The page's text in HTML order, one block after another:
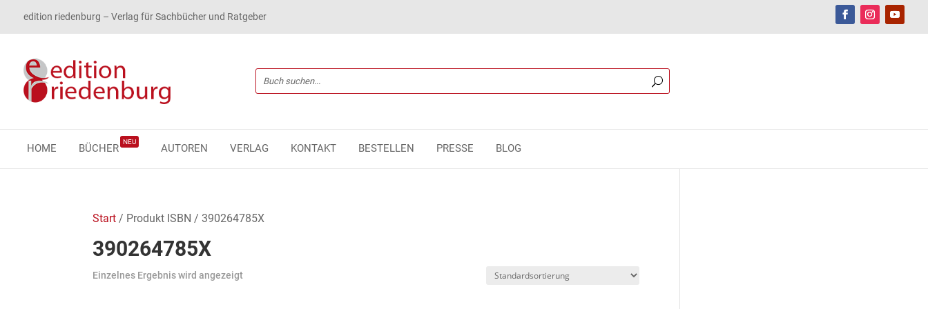
edition riedenburg – Verlag für Sachbücher und Ratgeber
HOME BÜCHER
NEU
AUTOREN VERLAG KONTAKT BESTELLEN PRESSE BLOG
Start / Produkt ISBN / 390264785X
390264785X
Einzelnes Ergebnis wird angezeigt